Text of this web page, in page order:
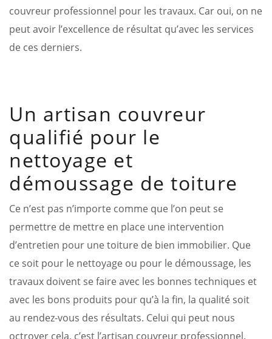
couvreur professionnel pour les travaux. Car oui, on ne
peut avoir l’excellence de résultat qu’avec les services
de ces derniers.
Un artisan couvreur
qualifié pour le
nettoyage et
démoussage de toiture
Ce n’est pas n’importe comme que l’on peut se
permettre de mettre en place une intervention
d’entretien pour une toiture de bien immobilier. Que
ce soit pour le nettoyage ou pour le démoussage, les
travaux doivent se faire avec les bonnes techniques et
avec les bons produits pour qu’à la fin, la qualité soit
au rendez-vous des résultats. Celui qui peut nous
octroyer cela, c’est l’artisan couvreur professionnel.